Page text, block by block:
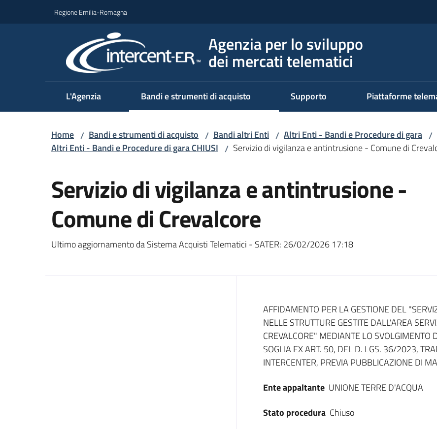
Regione Emilia-Romagna
Agenzia per lo sviluppo
dei mercati telematici
L'Agenzia Bandi e strumenti di acquisto Supporto Piattaforme
Home / Bandi e strumenti di acquisto / Bandi altri Enti / Altri Enti - Bandi e Procedure di gara /
Altri Enti - Bandi e Procedure di gara CHIUSI / Servizio di vigilanza e antintrusione - Comune di
Servizio di vigilanza e antintrusione -
Comune di Crevalcore
Ultimo aggiornamento da Sistema Acquisti Telematici - SATER: 26/02/2026 17:18
Dati del bando
AFFIDAMENTO PER LA GESTIONE DEL
NELLE STRUTTURE GESTITE DALL'AREA
CREVALCORE" MEDIANTE LO SVOLGIMENTO
SOGLIA EX ART. 50, DEL D. LGS. 36/2023,
INTERCENTER, PREVIA PUBBLICAZIONE DI
Ente appaltante UNIONE TERRE D'ACQUA
Stato procedura Chiuso